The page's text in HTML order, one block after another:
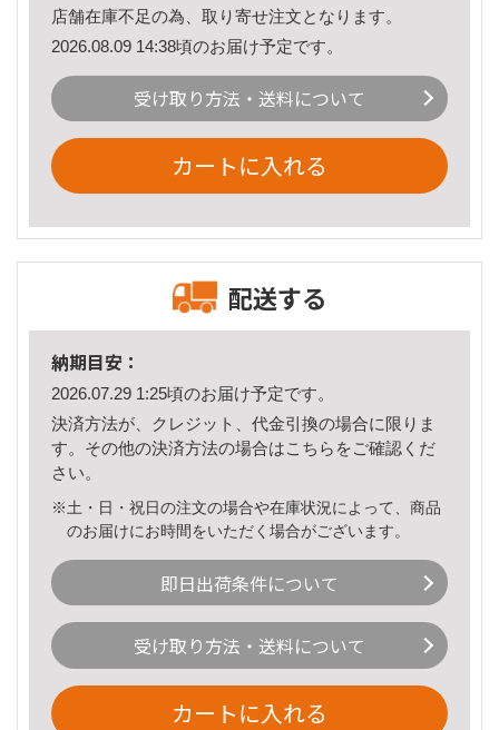
店舗在庫不足の為、取り寄せ注文となります。
2026.08.09 14:38頃のお届け予定です。
受け取り方法・送料について
カートに入れる
配送する
納期目安：
2026.07.29 1:25頃のお届け予定です。
決済方法が、クレジット、代金引換の場合に限りま
す。その他の決済方法の場合はこちら をご確認くだ
さい。
※土・日・祝日の注文の場合や在庫状況によって、商品
のお届けにお時間をいただく場合がございます。
即日出荷条件について
受け取り方法・送料について
カートに入れる